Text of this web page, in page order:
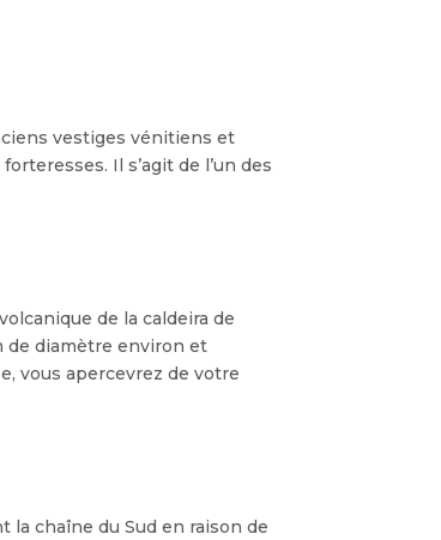
vestiges vénitiens et
Il s’agit de l’un des
de la caldeira de
de diamètre environ et
vous apercevrez de votre
la chaîne du Sud en raison de